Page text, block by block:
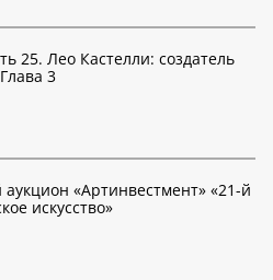
25. Лео Кастелли: создатель
3
«Артинвестмент» «21-й
искусство»